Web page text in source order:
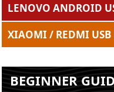
LENOVO ANDROID
XIAOMI / REDMI USB
BEGINNER